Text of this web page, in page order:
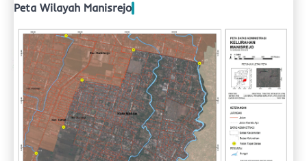
Peta Wilayah Manisrejo